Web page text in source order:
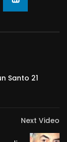
Santo 21
Next Video